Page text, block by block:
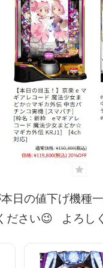
日の値下げ機種
ださい😉
よろし